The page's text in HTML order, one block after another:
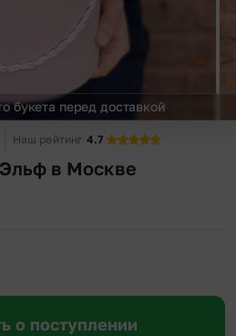
букета перед доставкой
Наш рейтинг 4.7
в Москве
о поступлении